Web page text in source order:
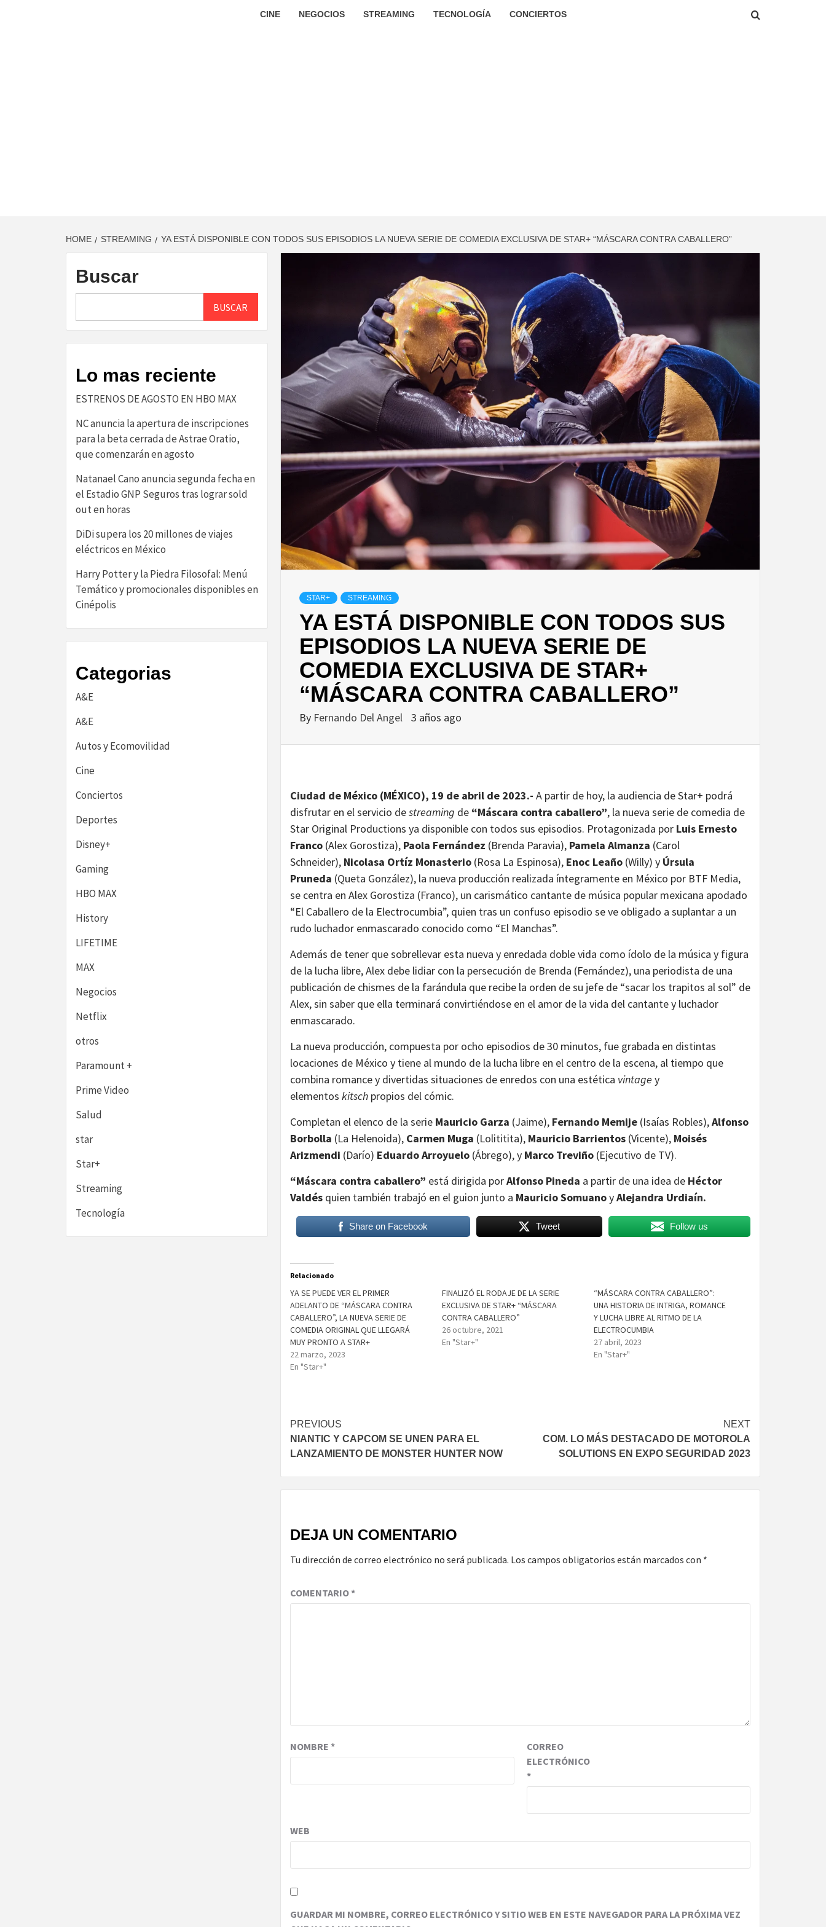
CINE NEGOCIOS STREAMING TECNOLOGÍA CONCIERTOS
HOME STREAMING YA ESTÁ DISPONIBLE CON TODOS SUS EPISODIOS LA NUEVA SERIE DE COMEDIA EXCLUSIVA DE STAR+ “MÁSCARA CONTRA CABALLERO”
STAR+ STREAMING
YA ESTÁ DISPONIBLE CON TODOS SUS
EPISODIOS LA NUEVA SERIE DE
COMEDIA EXCLUSIVA DE STAR+
“MÁSCARA CONTRA CABALLERO”
By Fernando Del Angel 3 años ago
Ciudad de México (MÉXICO), 19 de abril de 2023.- A partir de hoy, la audiencia de Star+ podrá
disfrutar en el servicio destreaming de “Máscara contra caballero”, la nueva serie de comedia de
Star Original Productions ya disponible con todos sus episodios. Protagonizada por Luis Ernesto
Franco (Alex Gorostiza), Paola Fernández (Brenda Paravia), Pamela Almanza (Carol
Schneider), Nicolasa Ortíz Monasterio (Rosa La Espinosa), Enoc Leaño (Willy) y Úrsula
Pruneda (Queta González), la nueva producción realizada íntegramente en México por BTF Media,
se centra en Alex Gorostiza (Franco), un carismático cantante de música popular mexicana apodado
“El Caballero de la Electrocumbia”, quien tras un confuso episodio se ve obligado a suplantar a un
rudo luchador enmascarado conocido como “El Manchas”.
Además de tener que sobrellevar esta nueva y enredada doble vida como ídolo de la música y figura
de la lucha libre, Alex debe lidiar con la persecución de Brenda (Fernández), una periodista de una
publicación de chismes de la farándula que recibe la orden de su jefe de “sacar los trapitos al sol” de
Alex, sin saber que ella terminará convirtiéndose en el amor de la vida del cantante y luchador
enmascarado.
La nueva producción, compuesta por ocho episodios de 30 minutos, fue grabada en distintas
locaciones de México y tiene al mundo de la lucha libre en el centro de la escena, al tiempo que
combina romance y divertidas situaciones de enredos con una estética vintage y
elementos kitsch propios del cómic.
Completan el elenco de la serie Mauricio Garza (Jaime), Fernando Memije (Isaías Robles),Alfonso
Borbolla (La Helenoida), Carmen Muga (Lolititita), Mauricio Barrientos (Vicente), Moisés
Arizmendi (Darío) Eduardo Arroyuelo (Ábrego), y Marco Treviño (Ejecutivo de TV).
“Máscara contra caballero” está dirigida porAlfonso Pineda a partir de una idea de Héctor
Valdés quien también trabajó en el guion junto a Mauricio SomuanoyAlejandra Urdiaín.
Share on Facebook Tweet Follow us
Relacionado
YA SE PUEDE VER EL PRIMER
ADELANTO DE “MÁSCARA CONTRA
CABALLERO”, LA NUEVA SERIE DE
COMEDIA ORIGINAL QUE LLEGARÁ
MUY PRONTO A STAR+
22 marzo, 2023
En "Star+"
FINALIZÓ EL RODAJE DE LA SERIE
EXCLUSIVA DE STAR+ “MÁSCARA
CONTRA CABALLERO”
26 octubre, 2021
En "Star+"
“MÁSCARA CONTRA CABALLERO”:
UNA HISTORIA DE INTRIGA, ROMANCE
Y LUCHA LIBRE AL RITMO DE LA
ELECTROCUMBIA
27 abril, 2023
En "Star+"
Post
navigation
PREVIOUS
NIANTIC Y CAPCOM SE UNEN PARA EL
LANZAMIENTO DE MONSTER HUNTER NOW
NEXT
COM. LO MÁS DESTACADO DE MOTOROLA
SOLUTIONS EN EXPO SEGURIDAD 2023
DEJA UN COMENTARIO
Tu dirección de correo electrónico no será publicada. Los campos obligatorios están marcados con *
COMENTARIO*
NOMBRE *
CORREO
ELECTRÓNICO
*
WEB
GUARDAR MI NOMBRE, CORREO ELECTRÓNICO Y SITIO WEB EN ESTE NAVEGADOR PARA LA PRÓXIMA VEZ
Buscar
BUSCAR
Lo mas reciente
ESTRENOS DE AGOSTO EN HBO MAX
NC anuncia la apertura de inscripciones
para la beta cerrada de Astrae Oratio,
que comenzarán en agosto
Natanael Cano anuncia segunda fecha en
el Estadio GNP Seguros tras lograr sold
out en horas
DiDi supera los 20 millones de viajes
eléctricos en México
Harry Potter y la Piedra Filosofal: Menú
Temático y promocionales disponibles en
Cinépolis
Categorias
A&E
A&E
Autos y Ecomovilidad
Cine
Conciertos
Deportes
Disney+
Gaming
HBO MAX
History
LIFETIME
MAX
Negocios
Netflix
otros
Paramount +
Prime Video
Salud
star
Star+
Streaming
Tecnología